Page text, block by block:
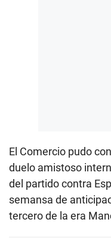
El Comercio pudo
duelo amistoso
del partido contra
semansa de
tercero de la era